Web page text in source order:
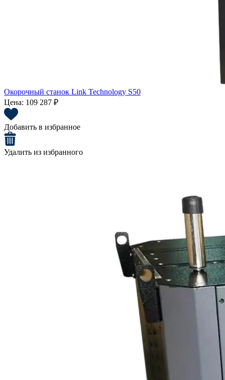
Окорочный станок Link Technology S50
Цена: 109 287 ₽
Добавить в избранное
Удалить из избранного